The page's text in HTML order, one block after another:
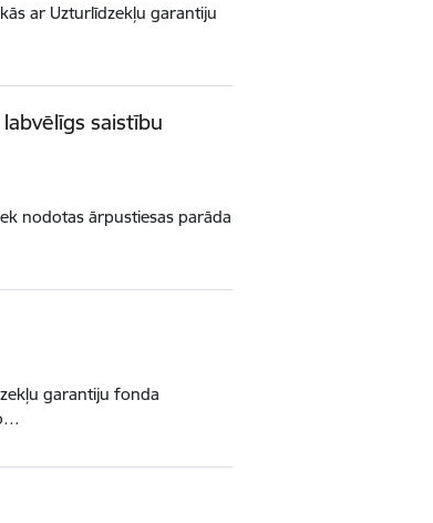
ar Uzturlīdzekļu garantiju
saistību
nodotas ārpustiesas parāda
garantiju fonda